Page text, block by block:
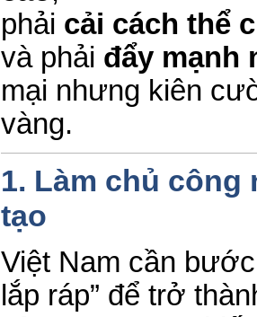
phải cải cách thể
và phải đẩy mạnh
mại nhưng kiên
vàng.
1. Làm chủ công
tạo
Việt Nam cần
lắp ráp” để trở